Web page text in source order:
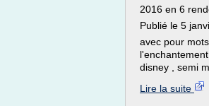
2016 en 6
Publié le 5
avec pour
disney , semi
Lire la suite